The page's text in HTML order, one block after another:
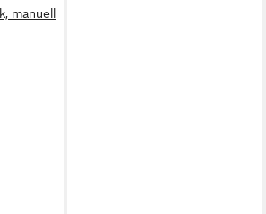
manuell